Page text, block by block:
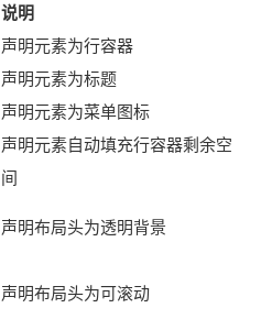
说明
声明元素为行容器
声明元素为标题
声明元素为菜单图标
声明元素自动填充行容器剩余空
间
声明布局头为透明背景
声明布局头为可滚动